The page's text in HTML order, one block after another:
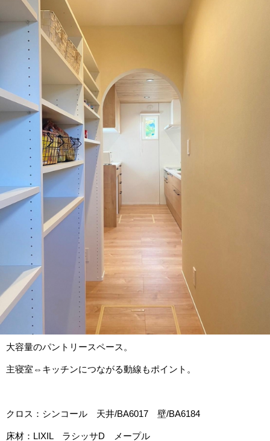
大容量のパントリースペース。
主寝室⇔キッチンにつながる動線もポイント。
クロス：シンコール 天井/BA6017 壁/BA6184
床材：LIXIL ラシッサD メープル